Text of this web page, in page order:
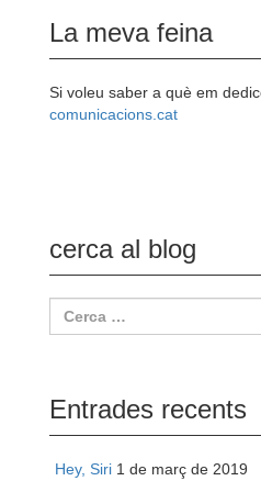
La meva feina
Si voleu saber a què em
comunicacions.cat
cerca al blog
Cerca:
Entrades recents
Hey, Siri 1 de març de 2019